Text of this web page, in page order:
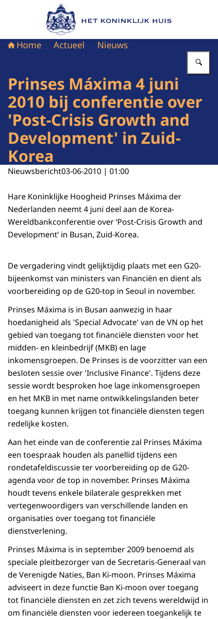
Naar de homepage van Het Koninklijk Huis
Home Actueel Nieuws
Prinses Máxima 4 juni
2010 bij conferentie over
'Post-Crisis Growth and
Development' in Zuid-
Korea
Nieuwsbericht03-06-2010 | 01:00
Hare Koninklijke Hoogheid Prinses Máxima der
Nederlanden neemt 4 juni deel aan de Korea-
Wereldbankconferentie over ‘Post-Crisis Growth and
Development’ in Busan, Zuid-Korea.
De vergadering vindt gelijktijdig plaats met een G20-
bijeenkomst van ministers van Financiën en dient als
voorbereiding op de G20-top in Seoul in november.
Prinses Máxima is in Busan aanwezig in haar
hoedanigheid als 'Special Advocate' van de VN op het
gebied van toegang tot financiële diensten voor het
midden- en kleinbedrijf (MKB) en lage
inkomensgroepen. De Prinses is de voorzitter van een
besloten sessie over 'Inclusive Finance'. Tijdens deze
sessie wordt besproken hoe lage inkomensgroepen
en het MKB in met name ontwikkelingslanden beter
toegang kunnen krijgen tot financiële diensten tegen
redelijke kosten.
Aan het einde van de conferentie zal Prinses Máxima
een toespraak houden als panellid tijdens een
rondetafeldiscussie ter voorbereiding op de G20-
agenda voor de top in november. Prinses Máxima
houdt tevens enkele bilaterale gesprekken met
vertegenwoordigers van verschillende landen en
organisaties over toegang tot financiële
dienstverlening.
Prinses Máxima is in september 2009 benoemd als
speciale pleitbezorger van de Secretaris-Generaal van
de Verenigde Naties, Ban Ki-moon. Prinses Máxima
adviseert in deze functie Ban Ki-moon over toegang
tot financiële diensten en zet zich tevens wereldwijd in
om financiële diensten voor iedereen toegankelijk te